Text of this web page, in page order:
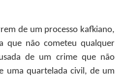
de um processo kafkiano,
que não cometeu qualquer
de um crime que não
uma quartelada civil, de um